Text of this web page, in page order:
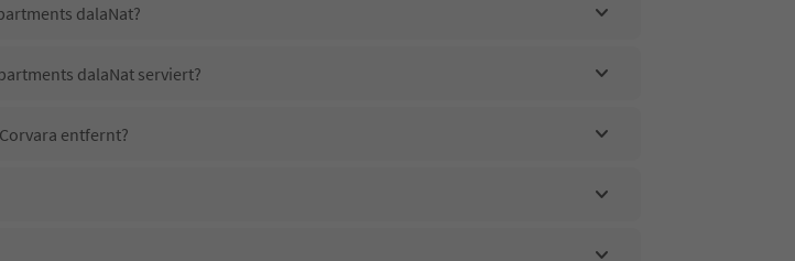
dalaNat?
dalaNat serviert?
entfernt?